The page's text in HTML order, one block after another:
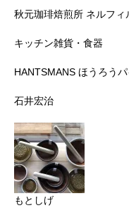
秋元珈琲焙煎所 ネルフィ
キッチン雑貨・食器
HANTSMANS ほうろう
石井宏治
もとしげ